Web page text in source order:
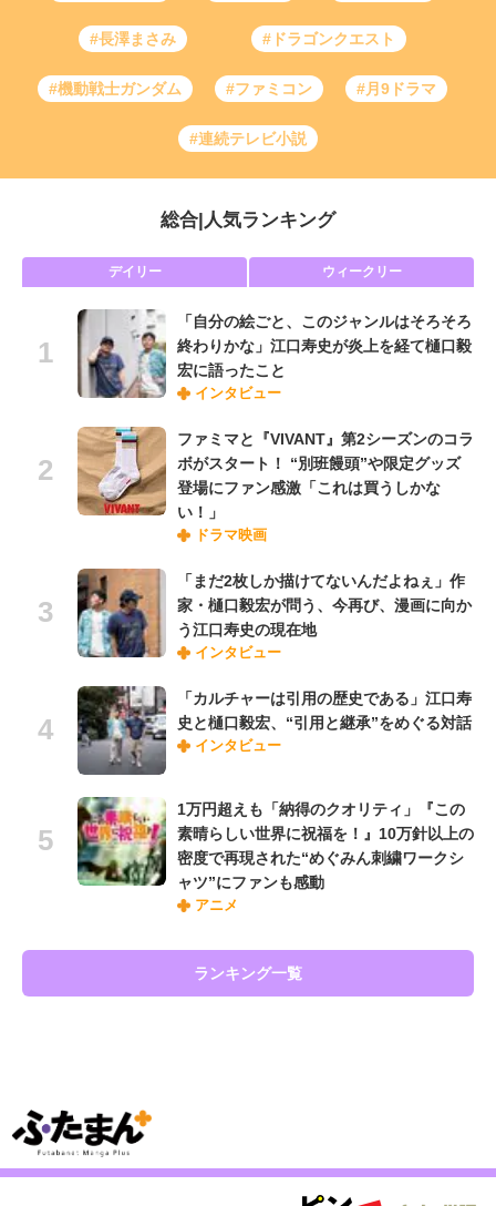
#長澤まさみ #ドラゴンクエスト
#機動戦士ガンダム #ファミコン #月9ドラマ
#連続テレビ小説
総合 人気ランキング
デイリー ウィークリー
「自分の絵ごと、このジャンルはそろそろ
終わりかな」江口寿史が炎上を経て樋口毅
宏に語ったこと
インタビュー
ファミマと『VIVANT』第2シーズンのコラ
ボがスタート！ “別班饅頭”や限定グッズ
登場にファン感激「これは買うしかな
い！」
ドラマ映画
「まだ2枚しか描けてないんだよねぇ」作
家・樋口毅宏が問う、今再び、漫画に向か
う江口寿史の現在地
インタビュー
「カルチャーは引用の歴史である」江口寿
史と樋口毅宏、“引用と継承”をめぐる対話
インタビュー
1万円超えも「納得のクオリティ」『この
素晴らしい世界に祝福を！』10万針以上の
密度で再現された“めぐみん刺繍ワークシ
ャツ”にファンも感動
アニメ
ランキング一覧